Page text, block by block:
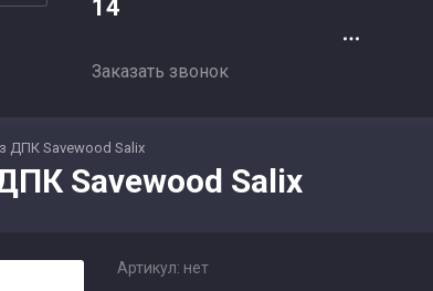
14
Заказать звонок
ДПК Savewood Salix
Savewood Salix
Артикул: нет